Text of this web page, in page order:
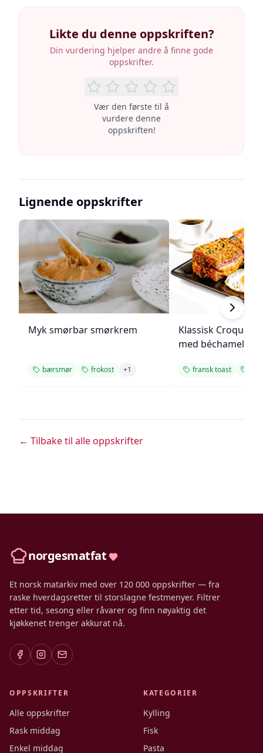
Likte du denne oppskriften?
Din vurdering hjelper andre å finne gode
oppskrifter.
Vær den første til å
vurdere denne
oppskriften!
Lignende oppskrifter
Myk smørbar smørkrem
bærsmør frokost +1
Klassisk Croque
med
fransk toast
← Tilbake til alle oppskrifter
norgesmatfat
Et norsk matarkiv med over 120 000 oppskrifter — fra
raske hverdagsretter til storslagne festmenyer. Filtrer
etter tid, sesong eller råvarer og finn nøyaktig det
kjøkkenet trenger akkurat nå.
OPPSKRIFTER
Alle oppskrifter
Rask middag
Enkel middag
KATEGORIER
Kylling
Fisk
Pasta